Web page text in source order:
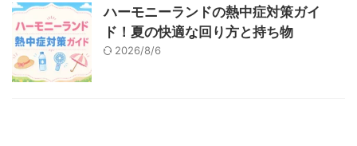
ハーモニーランドの熱中症対策ガイ
ド！夏の快適な回り方と持ち物
2026/8/6